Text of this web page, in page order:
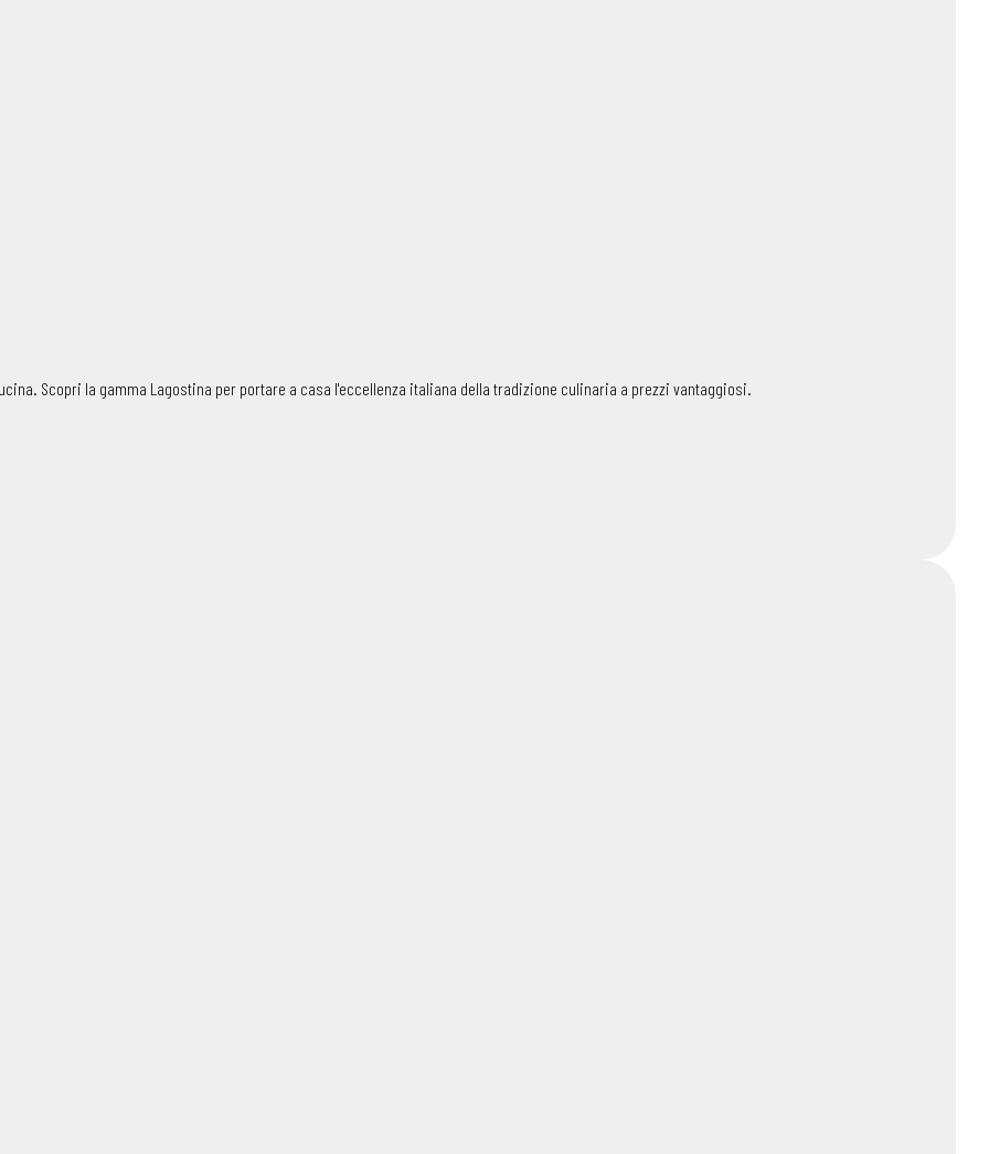
Scopri la gamma Lagostina per portare a casa l'eccellenza italiana della tradizione culinaria a prezzi vantaggiosi.